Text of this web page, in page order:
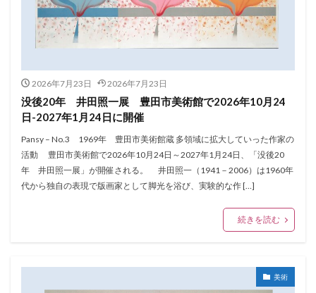
2026年7月23日 2026年7月23日
没後20年 井田照一展 豊田市美術館で2026年10月24
日-2027年1月24日に開催
Pansy – No.3 1969年 豊田市美術館蔵 多領域に拡大していった作家の
活動 豊田市美術館で2026年10月24日～2027年1月24日、「没後20
年 井田照一展」が開催される。 井田照一（1941－2006）は1960年
代から独自の表現で版画家として脚光を浴び、実験的な作 […]
続きを読む
美術